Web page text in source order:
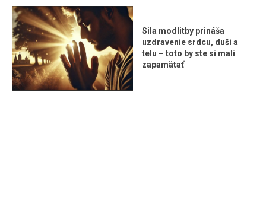
Sila modlitby prináša
uzdravenie srdcu, duši a
telu – toto by ste si mali
zapamätať